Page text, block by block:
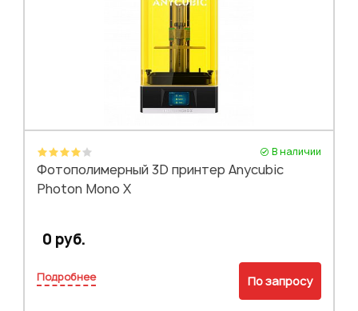
В наличии
Фотополимерный 3D принтер Anycubic
Photon Mono X
0 руб.
Подробнее По запросу